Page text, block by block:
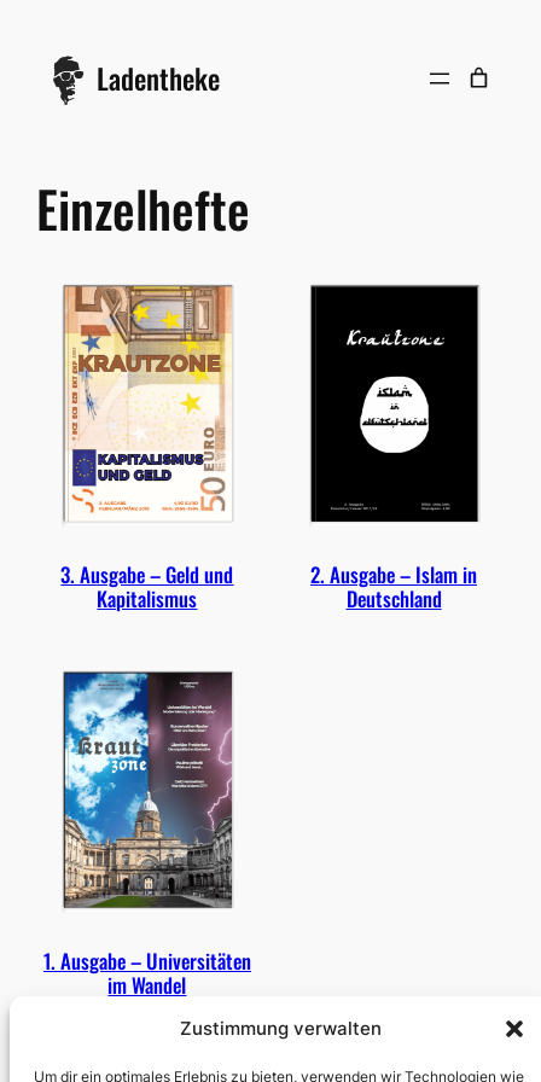
Zustimmung verwalten
Um dir ein optimales Erlebnis zu bieten, verwenden wir Technologien wie
Inhalt
springen
Ladentheke
Einzelhefte
3. Ausgabe – Geld und
Kapitalismus
2. Ausgabe – Islam in
Deutschland
1. Ausgabe – Universitäten
im Wandel
Vorherige Seite1 … 4 5